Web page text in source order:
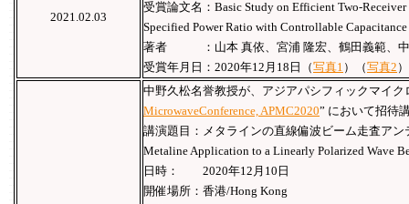
2021.02.03
受賞論文名：Basic Study on Efficient Two-Receiver
Specified Power Ratio with Controllable Capacitance
著者 ：山本 真依、宮浦 隆宏、鶴田義範、中
受賞年月日：2020年12月18日（写真1 ）（写真2 ）
中野久松名誉教授が、アジアパシフィックマイク
MicrowaveConference, APMC2020” において招待
講演題目：メタラインの直線偏波ビーム⾛査アン
Metaline Application to a Linearly Polarized Wave
⽇時： 2020年12⽉10⽇
開催場所：⾹港/Hong Kong